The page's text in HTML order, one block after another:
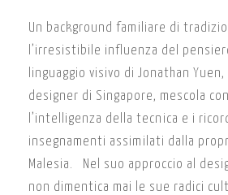
Un background familiare di
l’irresistibile influenza del
linguaggio visivo di Jonathan
designer di Singapore, mescola
l’intelligenza della tecnica e i
insegnamenti assimilati dalla
Malesia. Nel suo approccio al
non dimentica mai le sue radici